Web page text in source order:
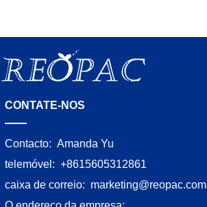
CONTATE-NOS
Contacto: Amanda Yu
telemóvel: +8615605312861
caixa de correio: marketing@reopac.com